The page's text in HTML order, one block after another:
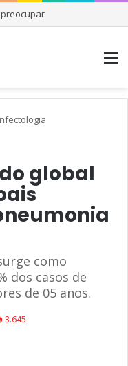
global
como
dos casos de
de 05 anos.
3.645